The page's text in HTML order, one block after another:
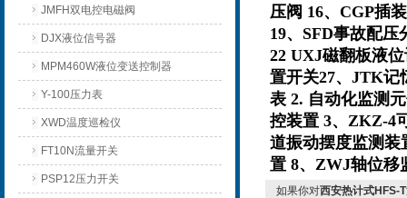
JMFH双电控电磁阀
DJX液位信号器
MPM460W液位变送控制器
Y-100压力表
XWD温度巡检仪
FT10N流量开关
PSP12压力开关
压阀 16、CGP插
19、SFD事故配
22 UXJ磁翻板液
置开关27、JTK记
表 2. 自动化监测
控装置 3、ZKZ-4
道振动摆度监测装
置 8、ZWJ轴位移
如果你对西安热计式HFS-